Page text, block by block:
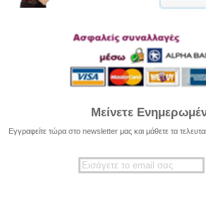
Μείνετε
Εγγραφείτε τώρα στο newsletter μας και μάθετε τα